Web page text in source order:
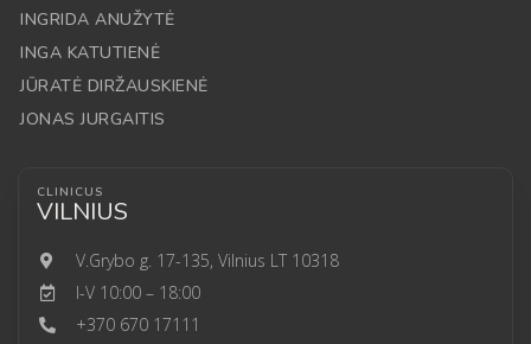
INGRIDA ANUŽYTĖ
INGA KATUTIENĖ
JŪRATĖ DIRŽAUSKIENĖ
JONAS JURGAITIS
CLINICUS
VILNIUS
V.Grybo g. 17-135, Vilnius LT 10318
I-V 10:00 – 18:00
+370 670 17111